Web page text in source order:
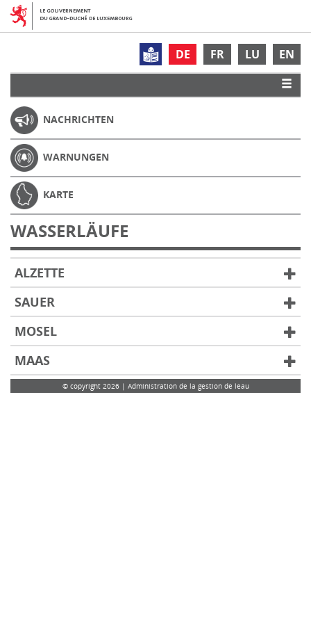
DE FR LU EN
NACHRICHTEN
WARNUNGEN
KARTE
WASSERLÄUFE
ALZETTE
SAUER
MOSEL
MAAS
© copyright 2026 | Administration de la gestion de leau